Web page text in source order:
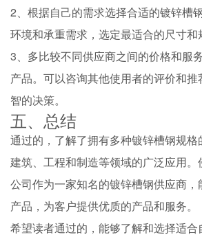
2、根据自己的需求选择合适的镀锌槽
环境和承重需求，选定最适合的尺寸和
3、多比较不同供应商之间的价格和服
产品。可以咨询其他使用者的评价和
智的决策。
五、总结
通过的，了解了拥有多种镀锌槽钢规
建筑、工程和制造等领域的广泛应用
公司作为一家知名的镀锌槽钢供应商
产品，为客户提供优质的产品和服务。
希望读者通过的，能够了解和选择适